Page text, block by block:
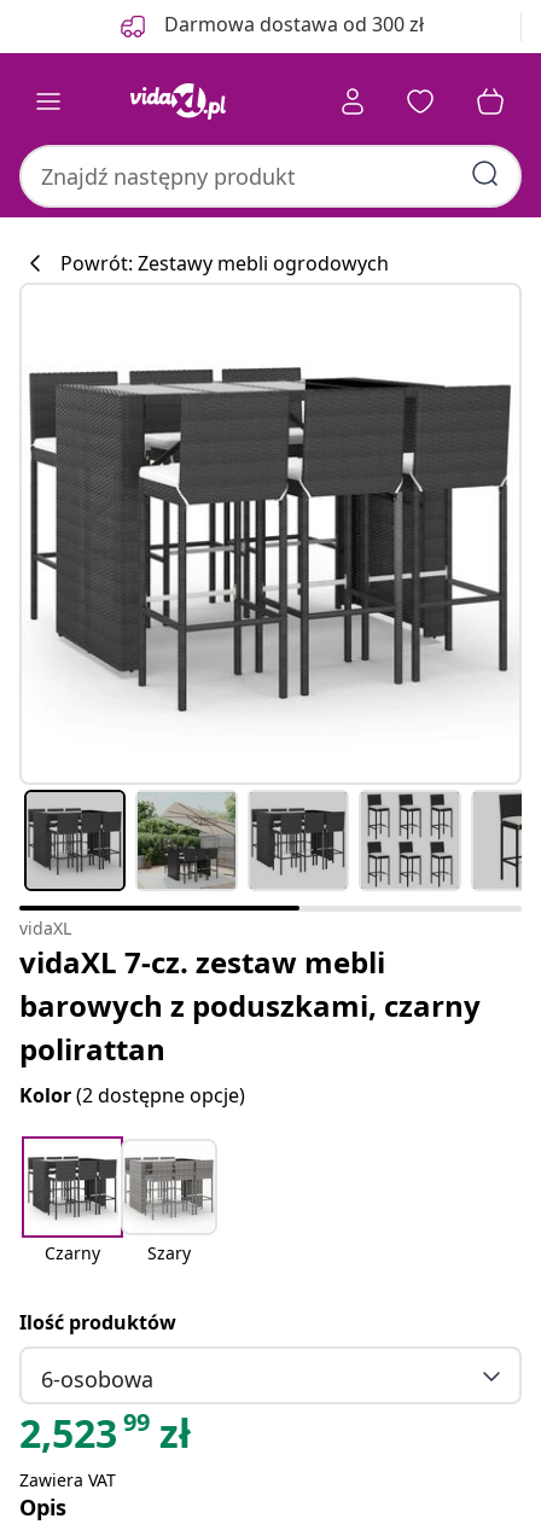
Darmowa dostawa od 300 zł
Powrót: Zestawy mebli ogrodowych
vidaXL
vidaXL 7-cz. zestaw mebli
barowych z poduszkami, czarny
polirattan
Kolor(2 dostępne opcje)
Czarny Szary
Ilość produktów
6-osobowa
2,523 99 zł
Zawiera VAT
Opis